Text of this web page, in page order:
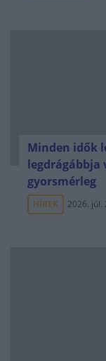
Minden idők
legdrágábbja
gyorsmérleg
HÍREK 2026. júl.